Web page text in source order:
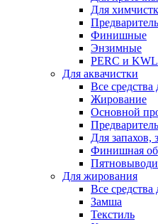
Для
Финишные
Энзимные
PERC и KWL
Для аквачистки
Все средства
Жирование
Основной
Для запахов,
Финишная
Для жирования
Все
Замша
Текстиль